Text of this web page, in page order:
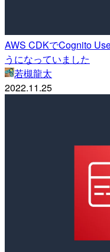
AWS CDKでCognito
うになっていました
若槻龍太
2022.11.25